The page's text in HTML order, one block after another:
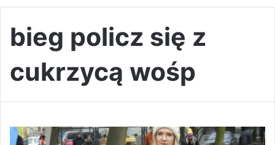
bieg policz się z
cukrzycą wośp